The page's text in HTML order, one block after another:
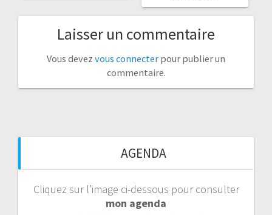
Laisser un commentaire
Vous devez vous connecter pour publier un
commentaire.
AGENDA
Cliquez sur l’image ci-dessous pour consulter
mon agenda